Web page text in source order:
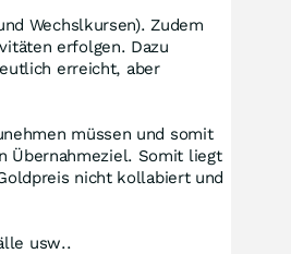
Wechslkursen). Zudem
erfolgen. Dazu
erreicht, aber
müssen und somit
Übernahmeziel. Somit liegt
nicht kollabiert und
usw..